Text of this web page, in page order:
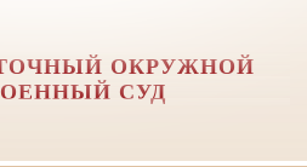
ОКРУЖНОЙ
СУД